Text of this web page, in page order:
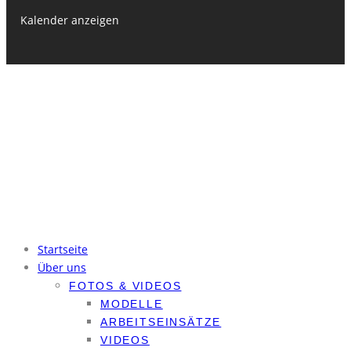
Kalender anzeigen
Startseite
Über uns
FOTOS & VIDEOS
MODELLE
ARBEITSEINSÄTZE
VIDEOS